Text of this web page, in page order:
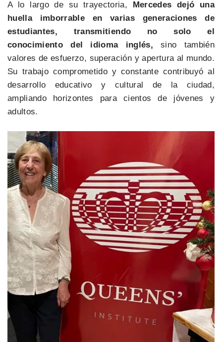
A lo largo de su trayectoria,
Mercedes dejó una
huella imborrable en varias generaciones de
estudiantes, transmitiendo no solo el
conocimiento del idioma inglés, sino también
valores de esfuerzo, superación y apertura al mundo.
Su trabajo comprometido y constante contribuyó al
desarrollo educativo y cultural de la ciudad,
ampliando horizontes para cientos de jóvenes y
adultos.